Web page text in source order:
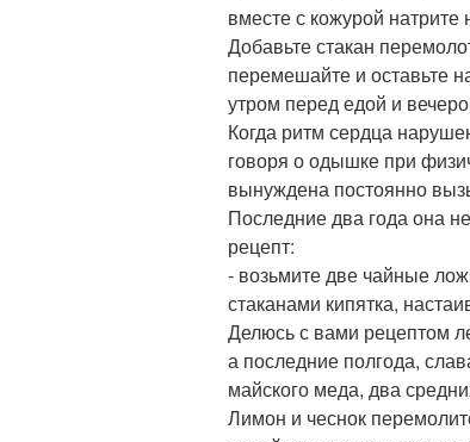
вместе с кожурой натрите
Добавьте стакан
перемешайте и оставьте
утром перед едой и
Когда ритм сердца
говоря о одышке при
вынуждена постоянно
Последние два года она
рецепт:
- возьмите две чайные
стаканами кипятка,
Делюсь с вами рецептом
а последние полгода,
майского меда, два
Лимон и чеснок